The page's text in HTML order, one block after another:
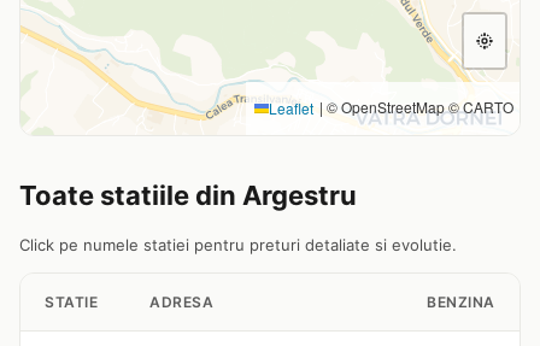
Leaflet | © OpenStreetMap © CARTO
Toate statiile din Argestru
Click pe numele statiei pentru preturi detaliate si evolutie.
STATIE ADRESA BENZINA